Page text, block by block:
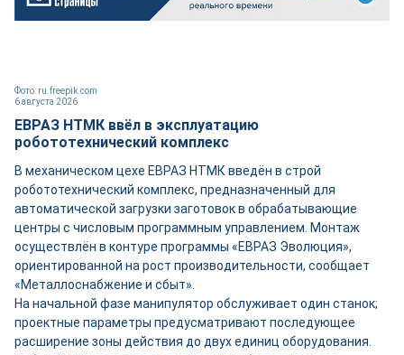
6 августа 2026
Фото: ru.freepik.com
ЕВРАЗ НТМК ввёл в эксплуатацию
робототехнический комплекс
В механическом цехе ЕВРАЗ НТМК введён в строй
робототехнический комплекс, предназначенный для
автоматической загрузки заготовок в обрабатывающие
центры с числовым программным управлением. Монтаж
осуществлён в контуре программы «ЕВРАЗ Эволюция»,
ориентированной на рост производительности, сообщает
«Металлоснабжение и сбыт».
На начальной фазе манипулятор обслуживает один станок;
проектные параметры предусматривают последующее
расширение зоны действия до двух единиц оборудования.